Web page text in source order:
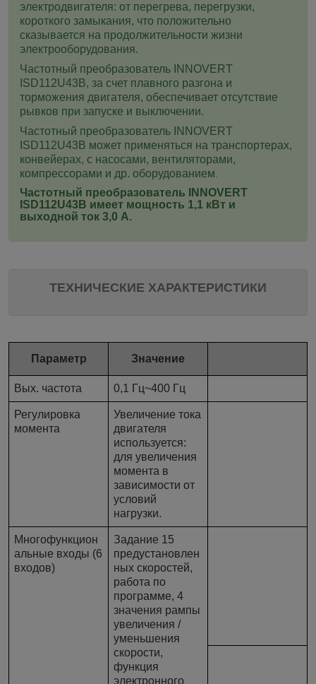
электродвигателя: от перегрева, перегрузки,
короткого замыкания, что положительно
сказывается на продолжительности жизни
электрооборудования.
Частотный преобразователь INNOVERT
ISD112U43B, за счет плавного разгона и
торможения двигателя, обеспечивает отсутствие
рывков при запуске и выключении.
Частотный преобразователь INNOVERT
ISD112U43B может применяться на транспортерах,
конвейерах, с насосами, вентиляторами,
компрессорами и др. оборудованием.
Частотный преобразователь INNOVERT
ISD112U43B имеет мощность 1,1 кВт и
выходной ток 3,0 А.
ТЕХНИЧЕСКИЕ ХАРАКТЕРИСТИКИ
Параметр Значение
Вых. частота 0,1 Гц~400 Гц
Регулировка
момента
Увеличение тока
двигателя
используется:
для увеличения
момента в
зависимости от
условий
нагрузки.
Многофункцион
альные входы (6
входов)
Задание 15
предустановлен
ных скоростей,
работа по
программе, 4
значения рампы
увеличения /
уменьшения
скорости,
функция
электронного